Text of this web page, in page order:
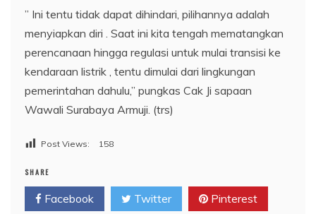
” Ini tentu tidak dapat dihindari, pilihannya adalah
menyiapkan diri . Saat ini kita tengah mematangkan
perencanaan hingga regulasi untuk mulai transisi ke
kendaraan listrik , tentu dimulai dari lingkungan
pemerintahan dahulu,” pungkas Cak Ji sapaan
Wawali Surabaya Armuji. (trs)
Post Views: 158
SHARE
Facebook Twitter Pinterest